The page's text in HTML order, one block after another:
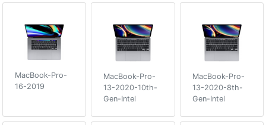
MacBook-Pro-
16-2019
MacBook-Pro-
13-2020-10th-
Gen-Intel
MacBook-Pro-
13-2020-8th-
Gen-Intel